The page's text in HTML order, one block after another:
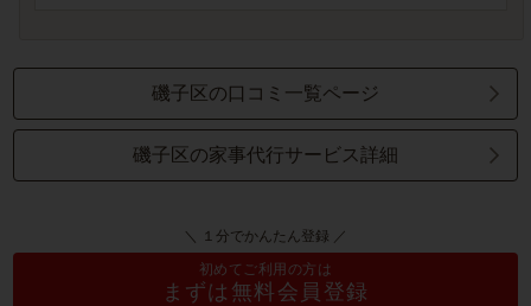
磯子区の口コミ一覧ページ
磯子区の家事代行サービス詳細
＼ １分でかんたん登録 ／
初めてご利用の方は
まずは無料会員登録